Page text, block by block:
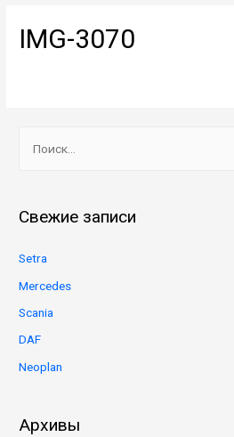
IMG-3070
т
:
Свежие записи
Setra
Mercedes
Scania
DAF
Neoplan
Архивы